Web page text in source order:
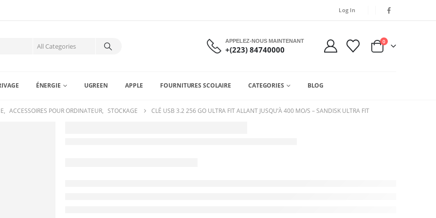
Log In
APPELEZ-NOUS MAINTENANT
+(223) 84740000
0
ÉNERGIE UGREEN APPLE FOURNITURES SCOLAIRE CATEGORIES BLOG
, ACCESSOIRES POUR ORDINATEUR, STOCKAGE CLÉ USB 3.2 256 GO ULTRA FIT ALLANT JUSQU’À 400 MO/S – SANDISK ULTRA FIT